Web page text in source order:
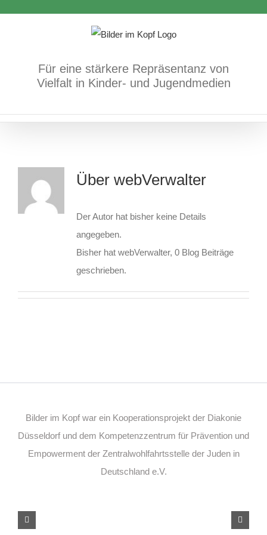
Für eine stärkere Repräsentanz von
Vielfalt in Kinder- und Jugendmedien
Über webVerwalter
Der Autor hat bisher keine Details
angegeben.
Bisher hat webVerwalter, 0 Blog Beiträge
geschrieben.
Bilder im Kopf war ein Kooperationsprojekt der Diakonie
Düsseldorf und dem Kompetenzzentrum für Prävention und
Empowerment der Zentralwohlfahrtsstelle der Juden in
Deutschland e.V.